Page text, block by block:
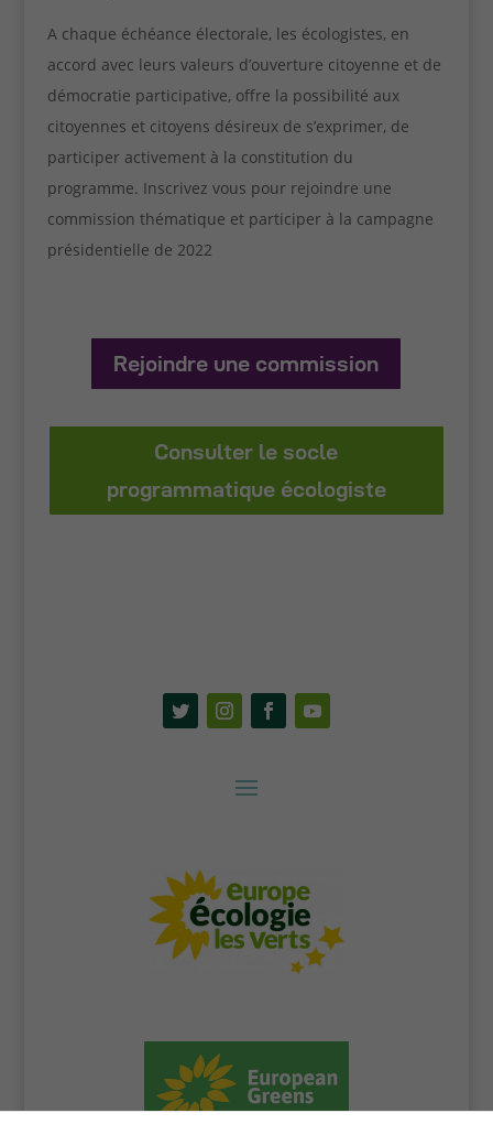
A chaque échéance électorale, les écologistes, en
accord avec leurs valeurs d’ouverture citoyenne et de
démocratie participative, offre la possibilité aux
citoyennes et citoyens désireux de s’exprimer, de
participer activement à la constitution du
programme. Inscrivez vous pour rejoindre une
commission thématique et participer à la campagne
présidentielle de 2022
Rejoindre une commission
Consulter le socle
programmatique écologiste
Cookies
fonctionnels
préférences
en matière de
nécessaires
si vous
souhaitez
que les
s'affichent
documents...)